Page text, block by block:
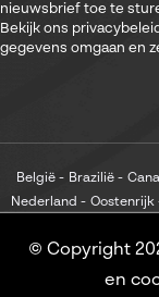
nieuwsbrief toe te
Bekijk ons
gegevens omgaan en
België Brazilië
Nederland
Oostenrijk
© Copyright
en